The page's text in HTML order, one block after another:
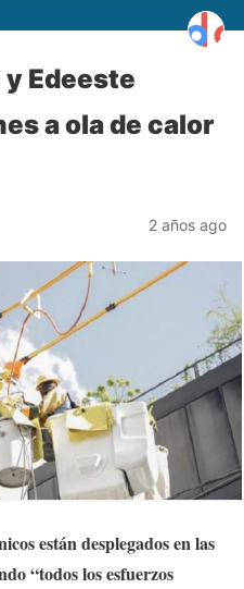
Edeeste
a ola de calor
2 años ago
están desplegados en las
“todos los esfuerzos